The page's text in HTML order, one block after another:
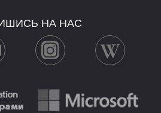
НА НАС